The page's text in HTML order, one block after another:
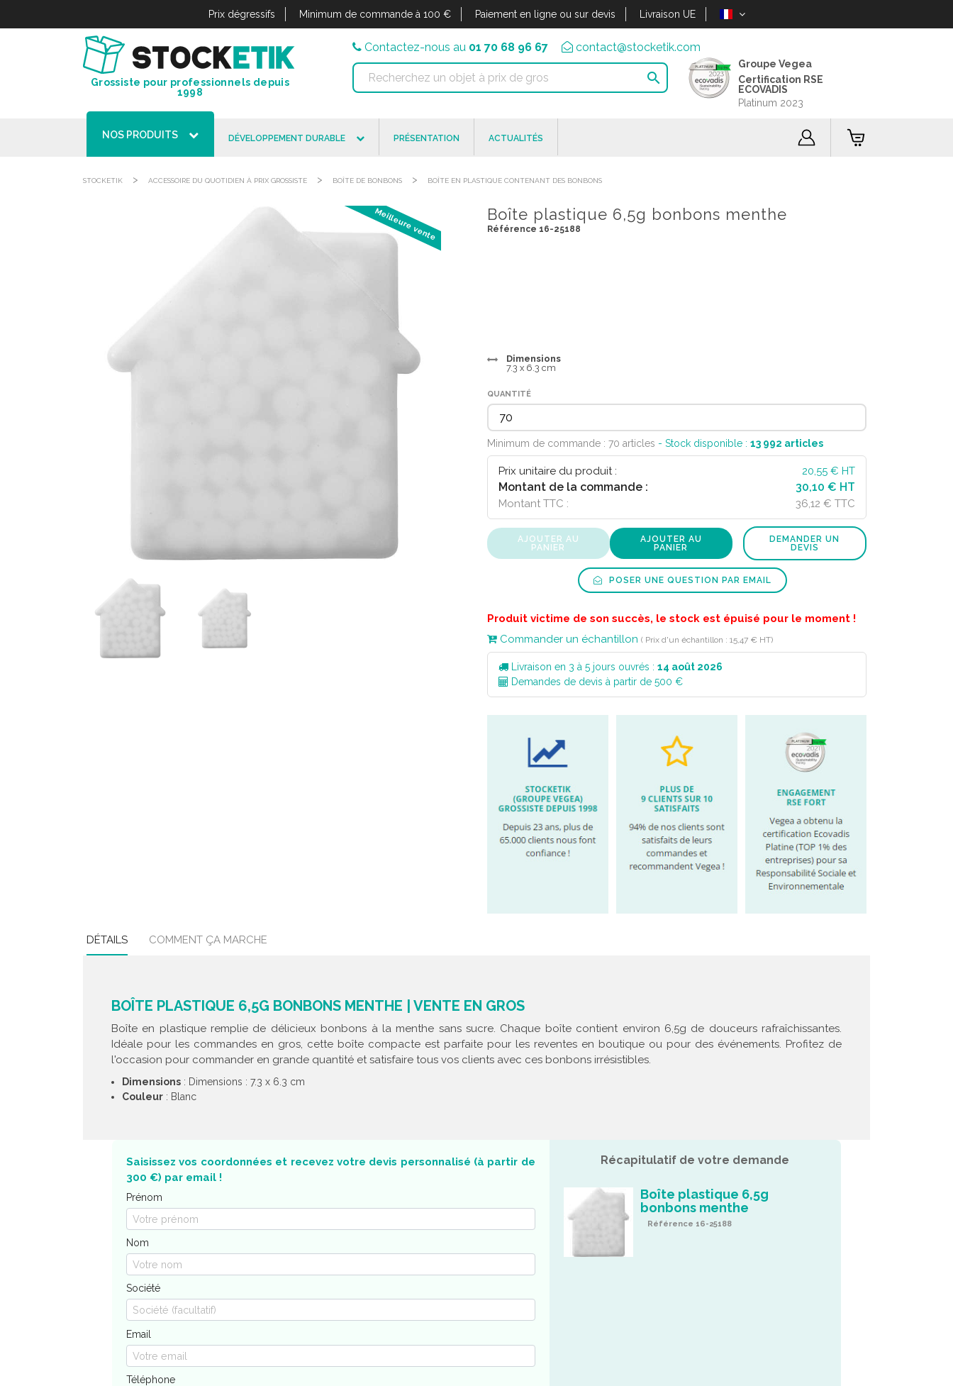
Prix dégressifs Minimum de commande à 100 € Paiement en ligne ou sur devis Livraison UE
Grossiste pour professionnels depuis
1998
Contactez-nous au 01 70 68 96 67 contact@stocketik.com

Groupe Vegea
Certification RSE
ECOVADIS
Platinum 2023
NOS PRODUITS DÉVELOPPEMENT DURABLE PRÉSENTATION ACTUALITÉS
STOCKETIK > ACCESSOIRE DU QUOTIDIEN À PRIX GROSSISTE > BOÎTE DE BONBONS > BOÎTE EN PLASTIQUE CONTENANT DES BONBONS
Meilleure vente Boîte plastique 6,5g bonbons menthe
Référence 16-25188
Dimensions
7.3 x 6.3 cm
QUANTITÉ
Minimum de commande : 70 articles - Stock disponible : 13 992 articles
Prix unitaire du produit : 20,55 € HT
Montant de la commande : 30,10 € HT
Montant TTC : 36,12 € TTC
AJOUTER AU
PANIER
AJOUTER AU
PANIER
DEMANDER UN
DEVIS
POSER UNE QUESTION PAR EMAIL
Produit victime de son succès, le stock est épuisé pour le moment !
Commander un échantillon ( Prix d'un échantillon : 15,47 € HT)
Livraison en 3 à 5 jours ouvrés : 14 août 2026
Demandes de devis à partir de 500 €
DÉTAILS COMMENT ÇA MARCHE
BOÎTE PLASTIQUE 6,5G BONBONS MENTHE | VENTE EN GROS
Boîte en plastique remplie de délicieux bonbons à la menthe sans sucre. Chaque boîte contient environ 6,5g de douceurs rafraîchissantes.
Idéale pour les commandes en gros, cette boîte compacte est parfaite pour les reventes en boutique ou pour des événements. Profitez de
l'occasion pour commander en grande quantité et satisfaire tous vos clients avec ces bonbons irrésistibles.
Dimensions : Dimensions : 7.3 x 6.3 cm
Couleur : Blanc
Saisissez vos coordonnées et recevez votre devis personnalisé (à partir de
300 €) par email !
Prénom
Nom
Société
Email
Téléphone
Récapitulatif de votre demande
Boîte plastique 6,5g
bonbons menthe
Référence 16-25188